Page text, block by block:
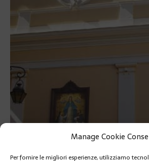
Manage Cookie
Per fornire le migliori esperienze, utilizziamo